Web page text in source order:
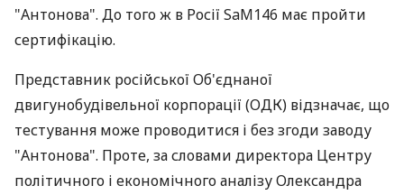
"Антонова". До того ж в Росії SaM146 має пройти
сертифікацію.
Представник російської Об'єднаної
двигунобудівельної корпорації (ОДК) відзначає, що
тестування може проводитися і без згоди заводу
"Антонова". Проте, за словами директора Центру
політичного і економічного аналізу Олександра